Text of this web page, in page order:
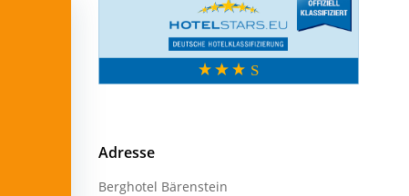
Adresse
Berghotel Bärenstein